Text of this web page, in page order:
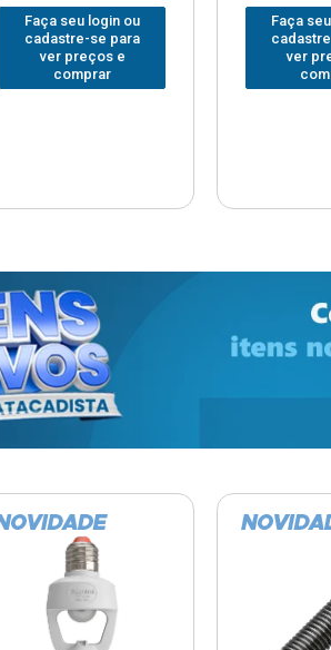
Faça seu login ou
cadastre-se para
ver preços e
comprar
Faça
ver